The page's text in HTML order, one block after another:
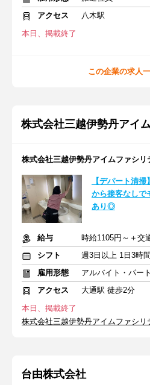
アクセス
八木駅
本日、掲載終了
この企業の求人
株式会社三越伊勢丹アイ
株式会社三越伊勢丹アイムファシリ
【デパート清
から接客なしで
あり◎
給与
時給1105円～＋交
シフト
週3日以上 1日3時
雇用形態
アルバイト・パート
アクセス
大通駅 徒歩2分
本日、掲載終了
株式会社三越伊勢丹アイムファシ
台由株式会社